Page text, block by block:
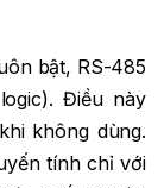
bật, RS-485
Điều này
không dùng.
tính chỉ với